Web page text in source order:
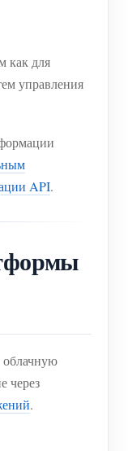
как для
управления
API.
через
.